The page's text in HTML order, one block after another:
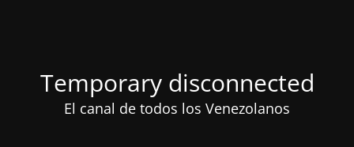
Temporary disconnected
El canal de todos los Venezolanos